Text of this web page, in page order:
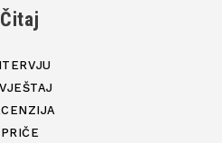
Čitaj
PRIČE